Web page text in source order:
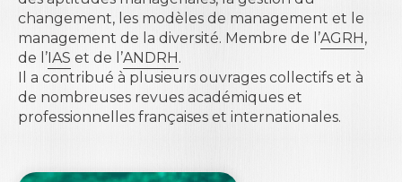
changement, les modèles de management et le
management de la diversité. Membre de l’AGRH,
de l’IAS et de l’ANDRH.
Il a contribué à plusieurs ouvrages collectifs et à
de nombreuses revues académiques et
professionnelles françaises et internationales.